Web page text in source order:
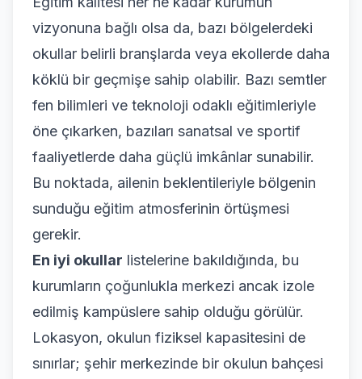
vizyonuna bağlı olsa da, bazı bölgelerdeki
okullar belirli branşlarda veya ekollerde daha
köklü bir geçmişe sahip olabilir. Bazı semtler
fen bilimleri ve teknoloji odaklı eğitimleriyle
öne çıkarken, bazıları sanatsal ve sportif
faaliyetlerde daha güçlü imkânlar sunabilir.
Bu noktada, ailenin beklentileriyle bölgenin
sunduğu eğitim atmosferinin örtüşmesi
gerekir.
En iyi okullar listelerine bakıldığında, bu
kurumların çoğunlukla merkezi ancak izole
edilmiş kampüslere sahip olduğu görülür.
Lokasyon, okulun fiziksel kapasitesini de
sınırlar; şehir merkezinde bir okulun bahçesi